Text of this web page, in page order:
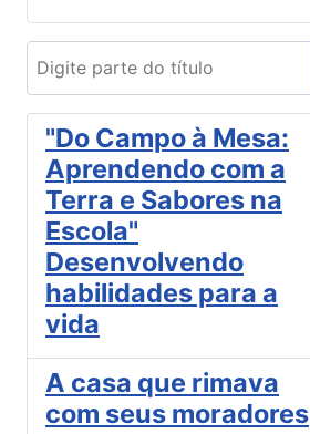
"Do Campo à Mesa:
Aprendendo com a
Terra e Sabores na
Escola"
Desenvolvendo
habilidades para a
vida
A casa que rimava
com seus moradores